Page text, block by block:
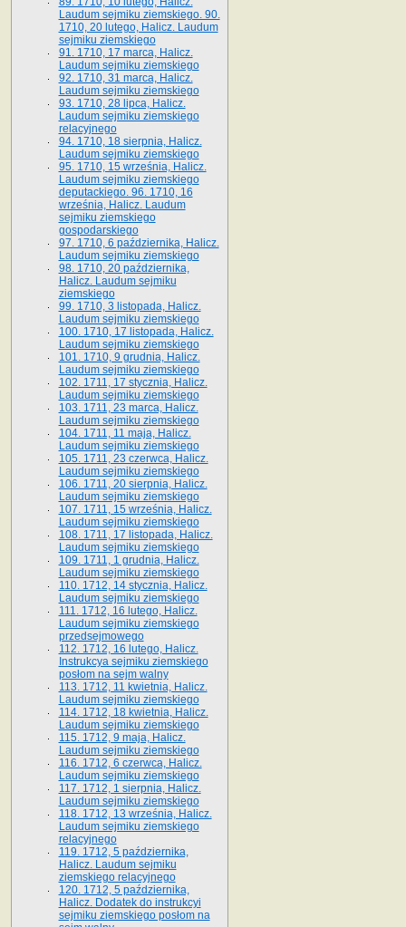
Laudum sejmiku ziemskiego. 90.
1710, 20 lutego, Halicz. Laudum
sejmiku ziemskiego
91. 1710, 17 marca, Halicz.
Laudum sejmiku ziemskiego
92. 1710, 31 marca, Halicz.
Laudum sejmiku ziemskiego
93. 1710, 28 lipca, Halicz.
Laudum sejmiku ziemskiego
relacyjnego
94. 1710, 18 sierpnia, Halicz.
Laudum sejmiku ziemskiego
95. 1710, 15 września, Halicz.
Laudum sejmiku ziemskiego
deputackiego. 96. 1710, 16
września, Halicz. Laudum
sejmiku ziemskiego
gospodarskiego
97. 1710, 6 października, Halicz.
Laudum sejmiku ziemskiego
98. 1710, 20 października,
Halicz. Laudum sejmiku
ziemskiego
99. 1710, 3 listopada, Halicz.
Laudum sejmiku ziemskiego
100. 1710, 17 listopada, Halicz.
Laudum sejmiku ziemskiego
101. 1710, 9 grudnia, Halicz.
Laudum sejmiku ziemskiego
102. 1711, 17 stycznia, Halicz.
Laudum sejmiku ziemskiego
103. 1711, 23 marca, Halicz.
Laudum sejmiku ziemskiego
104. 1711, 11 maja, Halicz.
Laudum sejmiku ziemskiego
105. 1711, 23 czerwca, Halicz.
Laudum sejmiku ziemskiego
106. 1711, 20 sierpnia, Halicz.
Laudum sejmiku ziemskiego
107. 1711, 15 września, Halicz.
Laudum sejmiku ziemskiego
108. 1711, 17 listopada, Halicz.
Laudum sejmiku ziemskiego
109. 1711, 1 grudnia, Halicz.
Laudum sejmiku ziemskiego
110. 1712, 14 stycznia, Halicz.
Laudum sejmiku ziemskiego
111. 1712, 16 lutego, Halicz.
Laudum sejmiku ziemskiego
przedsejmowego
112. 1712, 16 lutego, Halicz.
Instrukcya sejmiku ziemskiego
posłom na sejm walny
113. 1712, 11 kwietnia, Halicz.
Laudum sejmiku ziemskiego
114. 1712, 18 kwietnia, Halicz.
Laudum sejmiku ziemskiego
115. 1712, 9 maja, Halicz.
Laudum sejmiku ziemskiego
116. 1712, 6 czerwca, Halicz.
Laudum sejmiku ziemskiego
117. 1712, 1 sierpnia, Halicz.
Laudum sejmiku ziemskiego
118. 1712, 13 września, Halicz.
Laudum sejmiku ziemskiego
relacyjnego
119. 1712, 5 października,
Halicz. Laudum sejmiku
ziemskiego relacyjnego
120. 1712, 5 października,
Halicz. Dodatek do instrukcyi
sejmiku ziemskiego posłom na